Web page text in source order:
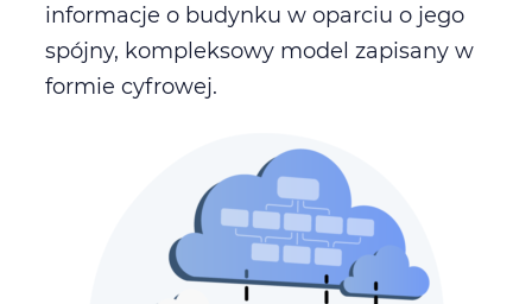
informacje o budynku w oparciu o jego
spójny, kompleksowy model zapisany w
formie cyfrowej.